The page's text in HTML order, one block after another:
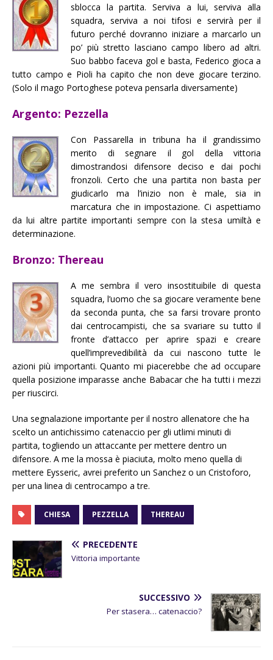
sblocca la partita. Serviva a lui, serviva alla
squadra, serviva a noi tifosi e servirà per il
futuro perché dovranno iniziare a marcarlo un
po’ più stretto lasciano campo libero ad altri.
Suo babbo faceva gol e basta, Federico gioca a
tutto campo e Pioli ha capito che non deve giocare terzino.
(Solo il mago Portoghese poteva pensarla diversamente)
Argento: Pezzella
Con Passarella in tribuna ha il grandissimo
merito di segnare il gol della vittoria
dimostrandosi difensore deciso e dai pochi
fronzoli. Certo che una partita non basta per
giudicarlo ma l’inizio non è male, sia in
marcatura che in impostazione. Ci aspettiamo
da lui altre partite importanti sempre con la stesa umiltà e
determinazione.
Bronzo: Thereau
A me sembra il vero insostituibile di questa
squadra, l’uomo che sa giocare veramente bene
da seconda punta, che sa farsi trovare pronto
dai centrocampisti, che sa svariare su tutto il
fronte d’attacco per aprire spazi e creare
quell’imprevedibilità da cui nascono tutte le
azioni più importanti. Quanto mi piacerebbe che ad occupare
quella posizione imparasse anche Babacar che ha tutti i mezzi
per riuscirci.
Una segnalazione importante per il nostro allenatore che ha
scelto un antichissimo catenaccio per gli utlimi minuti di
partita, togliendo un attaccante per mettere dentro un
difensore. A me la mossa è piaciuta, molto meno quella di
mettere Eysseric, avrei preferito un Sanchez o un Cristoforo,
per una linea di centrocampo a tre.
CHIESA PEZZELLA THEREAU
PRECEDENTE
Vittoria importante
SUCCESSIVO
Per stasera… catenaccio?